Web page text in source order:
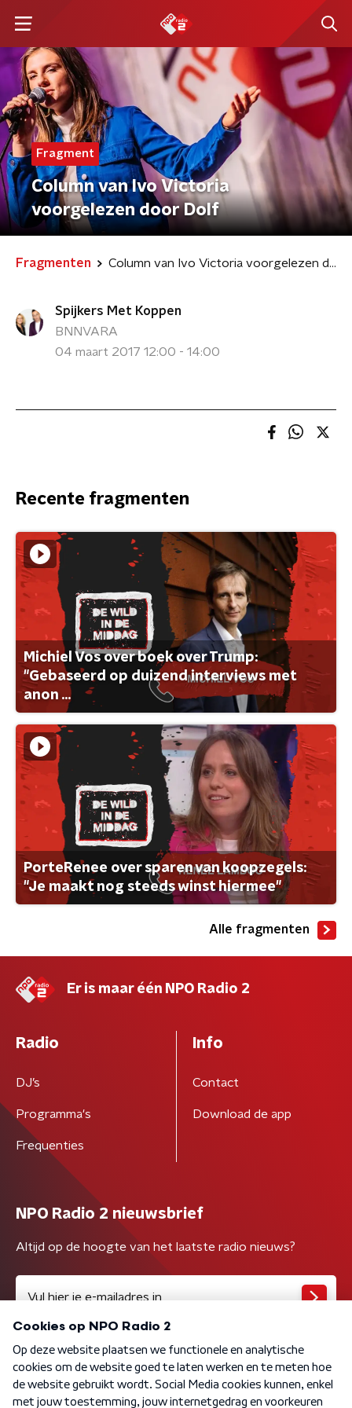
Fragment
Column van Ivo Victoria
voorgelezen door Dolf
Fragmenten Column van Ivo Victoria voorgelezen door Dolf
Spijkers Met Koppen
BNNVARA
04 maart 2017 12:00 - 14:00
Recente fragmenten
Michiel Vos over boek over Trump:
"Gebaseerd op duizend interviews met
anon ...
PorteRenee over sparen van koopzegels:
"Je maakt nog steeds winst hiermee"
Alle fragmenten
Er is maar één NPO Radio 2
Radio
DJ’s
Programma's
Frequenties
Info
Contact
Download de app
NPO Radio 2 nieuwsbrief
Altijd op de hoogte van het laatste radio nieuws?
Algemene voorwaarden